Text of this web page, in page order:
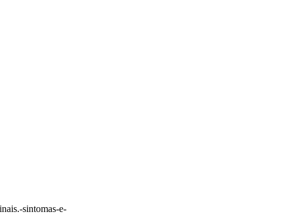
sintomas-e-